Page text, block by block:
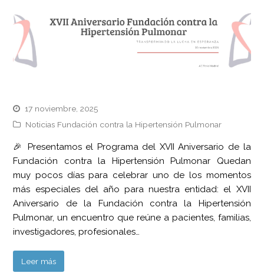
17 noviembre, 2025
Noticias Fundación contra la Hipertensión Pulmonar
🎉 Presentamos el Programa del XVII Aniversario de la
Fundación contra la Hipertensión Pulmonar Quedan
muy pocos días para celebrar uno de los momentos
más especiales del año para nuestra entidad: el XVII
Aniversario de la Fundación contra la Hipertensión
Pulmonar, un encuentro que reúne a pacientes, familias,
investigadores, profesionales…
Leer más